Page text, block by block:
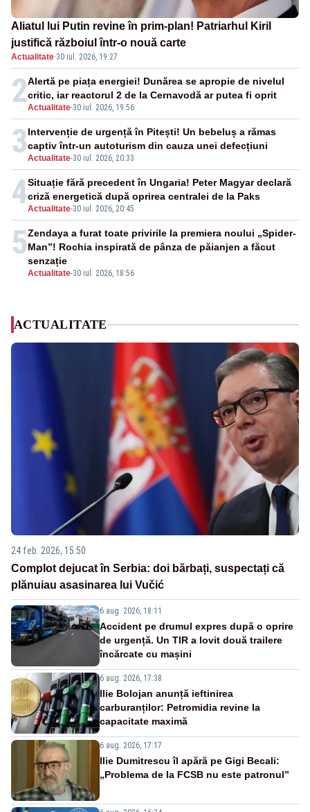
Aliatul lui Putin revine în prim-plan! Patriarhul Kiril
justifică războiul într-o nouă carte
Actualitate·30 iul. 2026, 19:27
2Actualitate-30 iul. 2026, 19:56
Alertă pe piața energiei! Dunărea se apropie de nivelul
critic, iar reactorul 2 de la Cernavodă ar putea fi oprit
3Actualitate-30 iul. 2026, 20:33
Intervenție de urgență în Pitești! Un bebeluș a rămas
captiv într-un autoturism din cauza unei defecțiuni
4Actualitate-30 iul. 2026, 20:45
Situație fără precedent în Ungaria! Peter Magyar declară
criză energetică după oprirea centralei de la Paks
5
Actualitate-30 iul. 2026, 18:56
Zendaya a furat toate privirile la premiera noului „Spider-
Man”! Rochia inspirată de pânza de păianjen a făcut
senzație
ACTUALITATE
24 feb. 2026, 15:50
Complot dejucat în Serbia: doi bărbați, suspectați că
plănuiau asasinarea lui Vučić
6 aug. 2026, 18:11
Accident pe drumul expres după o oprire
de urgență. Un TIR a lovit două trailere
încărcate cu mașini
6 aug. 2026, 17:38
Ilie Bolojan anunță ieftinirea
carburanților: Petromidia revine la
capacitate maximă
6 aug. 2026, 17:17
Ilie Dumitrescu îl apără pe Gigi Becali:
„Problema de la FCSB nu este patronul”